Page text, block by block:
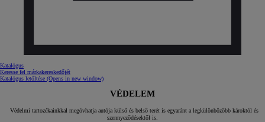
Katalógus
Keresse fel márkakereskedőjét
Katalógus letöltése (Opens in new window)
VÉDELEM
Védelmi tartozékainkkal megóvhatja autója külső és belső terét is egyaránt a legkülönbözőbb károktól és
szennyeződésektől is.